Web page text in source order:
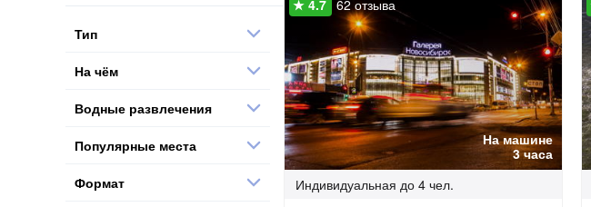
На машине
3 часа
62 отзыва
Индивидуальная до 4 чел.
Тип
На чём
Водные развлечения
Популярные места
Формат